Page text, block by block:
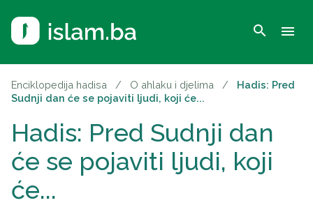
search menu
Enciklopedija hadisa / O ahlaku i djelima /
Hadis: Pred
Sudnji dan će se pojaviti ljudi, koji će...
Hadis: Pred Sudnji dan
će se pojaviti ljudi, koji
će...